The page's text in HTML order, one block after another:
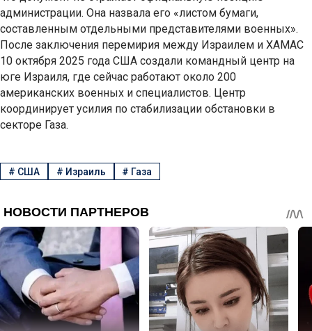
администрации. Она назвала его «листом бумаги,
составленным отдельными представителями военных».
После заключения перемирия между Израилем и ХАМАС
10 октября 2025 года США создали командный центр на
юге Израиля, где сейчас работают около 200
американских военных и специалистов. Центр
координирует усилия по стабилизации обстановки в
секторе Газа.
# США # Израиль # Газа